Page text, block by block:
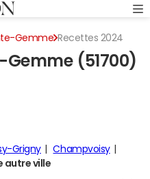
Gemme Recettes 2024
Gemme (51700)
Grigny
Champvoisy
autre ville